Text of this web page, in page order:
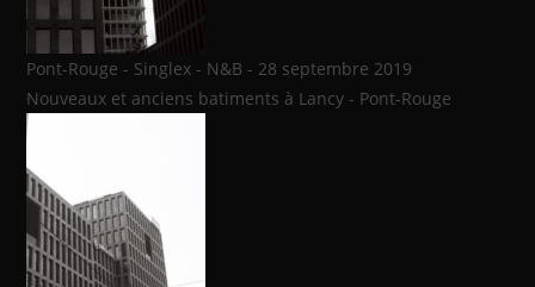
Pont-Rouge - Singlex - N&B - 28 septembre 2019
Nouveaux et anciens batiments à Lancy - Pont-Rouge